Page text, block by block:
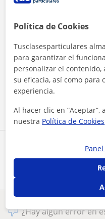
Comparte a este
Al hacer clic, aceptas nuestro
¿Hay algún error en
Política de Cookies
Tusclasesparticulares
para garantizar el
personalizar el
su eficacia, así como para
experiencia.
Al hacer clic en
nuestra Política de Cookies